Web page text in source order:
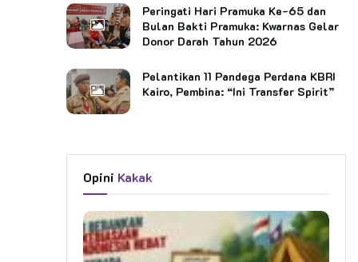
Peringati Hari Pramuka Ke-65 dan
Bulan Bakti Pramuka: Kwarnas Gelar
Donor Darah Tahun 2026
Pelantikan 11 Pandega Perdana KBRI
Kairo, Pembina: “Ini Transfer Spirit”
Opini Kakak